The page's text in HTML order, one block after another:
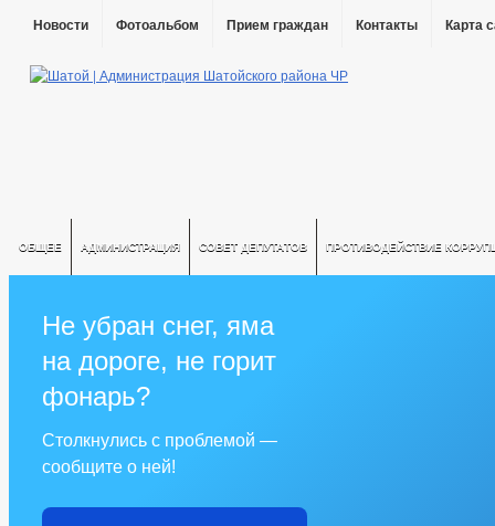
Новости Фотоальбом Прием граждан Контакты Карта
ОБЩЕЕ АДМИНИСТРАЦИЯ СОВЕТ ДЕПУТАТОВ ПРОТИВОДЕЙСТВИЕ
Не убран снег, яма
на дороге, не горит
фонарь?
Столкнулись с проблемой —
сообщите о ней!